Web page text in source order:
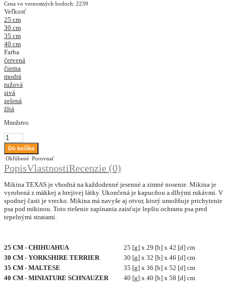
Cena vo vernostných bodoch: 2239
Veľkosť
25 cm
30 cm
35 cm
40 cm
Farba
červená
čierna
modrá
ružová
sivá
zelená
žltá
Množstvo
Obľúbené Porovnať
PopisVlastnostiRecenzie (0)
Mikina TEXAS je vhodná na každodenné jesenné a zimné nosenie. Mikina je
vyrobená z mäkkej a hrejivej látky. Ukončená je kapucňou a dlhými rukávmi. V
spodnej časti je vrecko. Mikina má navyše aj otvor, ktorý umožňuje prichytenie
psa pod mikinou. Toto riešenie zapínania zaisťuje lepšiu ochranu psa pred
tepelnými stratami.
25 CM - CHIHUAHUA
25 [g] x 29 [b] x 42 [d] cm
30 CM - YORKSHIRE TERRIER
30 [g] x 32 [b] x 46 [d] cm
35 CM - MALTESE
35 [g] x 36 [b] x 52 [d] cm
40 CM - MINIATURE SCHNAUZER
40 [g] x 40 [b] x 58 [d] cm